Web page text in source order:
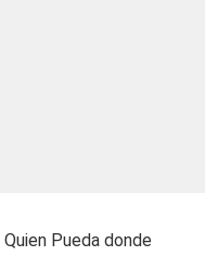
Pueda donde